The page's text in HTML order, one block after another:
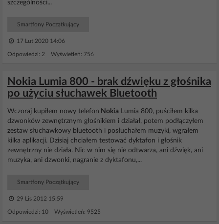
szczególności...
Smartfony Początkujący
17 Lut 2020 14:06
Odpowiedzi: 2 Wyświetleń: 756
Nokia Lumia 800 - brak dźwięku z głośnika
po użyciu słuchawek Bluetooth
Wczoraj kupiłem nowy telefon Nokia Lumia 800, puściłem kilka
dzwonków zewnętrznym głośnikiem i działał, potem podłączyłem
zestaw słuchawkowy bluetooth i posłuchałem muzyki, wgrałem
kilka aplikacji. Dzisiaj chciałem testować dyktafon i głośnik
zewnętrzny nie działa. Nic w nim się nie odtwarza, ani dźwięk, ani
muzyka, ani dzwonki, nagranie z dyktafonu,...
Smartfony Początkujący
29 Lis 2012 15:59
Odpowiedzi: 10 Wyświetleń: 9525